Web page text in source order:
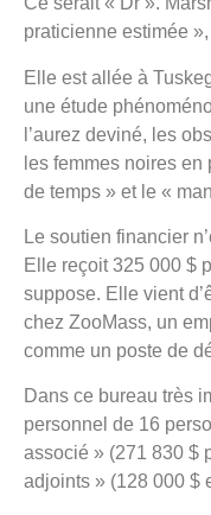
praticienne estimée
Elle est allée à
une étude
l’aurez deviné, les
les femmes noires
de temps » et le «
Le soutien financier
Elle reçoit 325 000 $
suppose. Elle vient
chez ZooMass, un
comme un poste de
Dans ce bureau très
personnel de 16
associé » (271 830 $
adjoints » (128 000 $